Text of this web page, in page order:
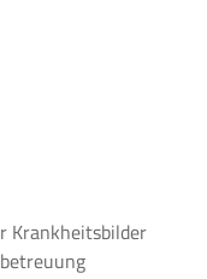
Krankheitsbilder